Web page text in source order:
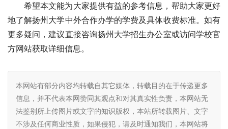
希望本文能为大家提供有益的参考信息，帮助大家更好
地了解扬州大学中外合作办学的学费及具体收费标准。如有
更多疑问，建议直接咨询扬州大学招生办公室或访问学校官
方网站获取详细信息。
本网站有部分内容均转载自其它媒体，转载目的在于传递更多
信息，并不代表本网赞同其观点和对其真实性负责，本网站无
法鉴别所上传图片或文字的知识版权，本站所转载图片、文字
不涉及任何商业性质，如果侵犯，请及时通知我们，本网站将